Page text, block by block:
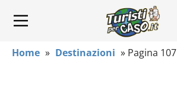
Home » Destinazioni » Pagina 107